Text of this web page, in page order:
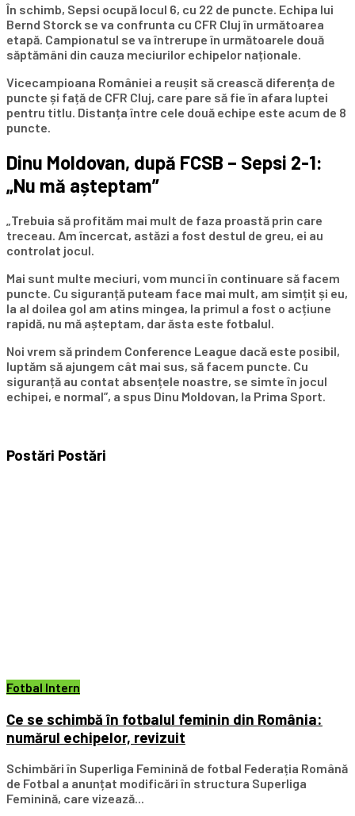
În schimb, Sepsi ocupă locul 6, cu 22 de puncte. Echipa lui
Bernd Storck se va confrunta cu CFR Cluj în următoarea
etapă. Campionatul se va întrerupe în următoarele două
săptămâni din cauza meciurilor echipelor naționale.
Vicecampioana României a reușit să crească diferența de
puncte și față de CFR Cluj, care pare să fie în afara luptei
pentru titlu. Distanța între cele două echipe este acum de 8
puncte.
Dinu Moldovan, după FCSB – Sepsi 2-1:
„Nu mă așteptam”
„Trebuia să profităm mai mult de faza proastă prin care
treceau. Am încercat, astăzi a fost destul de greu, ei au
controlat jocul.
Mai sunt multe meciuri, vom munci în continuare să facem
puncte. Cu siguranță puteam face mai mult, am simțit și eu,
la al doilea gol am atins mingea, la primul a fost o acțiune
rapidă, nu mă așteptam, dar ăsta este fotbalul.
Noi vrem să prindem Conference League dacă este posibil,
luptăm să ajungem cât mai sus, să facem puncte. Cu
siguranță au contat absențele noastre, se simte în jocul
echipei, e normal”, a spus Dinu Moldovan, la Prima Sport.
Postări Postări
Fotbal Intern
Ce se schimbă în fotbalul feminin din România:
numărul echipelor, revizuit
Schimbări în Superliga Feminină de fotbal Federația Română
de Fotbal a anunțat modificări în structura Superliga
Feminină, care vizează...